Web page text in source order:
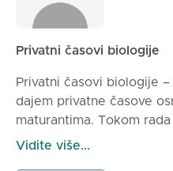
Privatni časovi biologije
Privatni časovi biologije –
dajem privatne časove
maturantima. Tokom
🔹 Razviti dublje
Vidite više...